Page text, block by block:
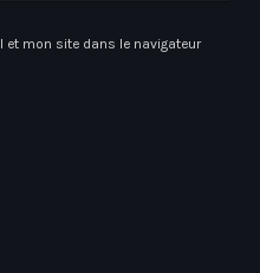
et mon site dans le navigateur